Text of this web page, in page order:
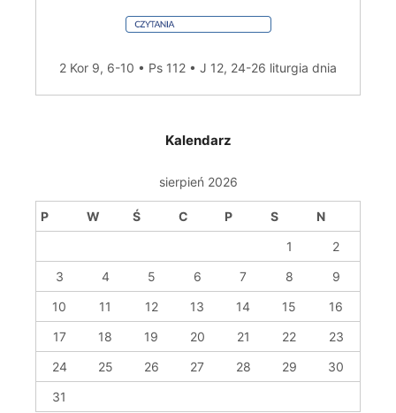
2 Kor 9, 6-10 • Ps 112 • J 12, 24-26 liturgia dnia
Kalendarz
sierpień 2026
P W Ś C P S
N
1
2
3
4 5 6 7 8
9
10
11 12 13 14 15
16
17
18 19 20 21 22
23
24
25 26 27 28 29
30
31